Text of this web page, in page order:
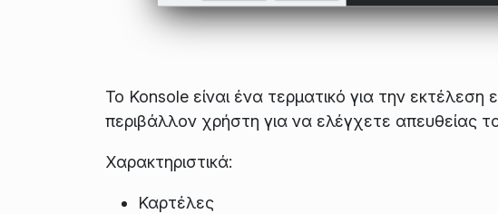
Το Konsole είναι ένα τερματικό για την
περιβάλλον χρήστη για να ελέγχετε απευθείας
Χαρακτηριστικά:
Καρτέλες